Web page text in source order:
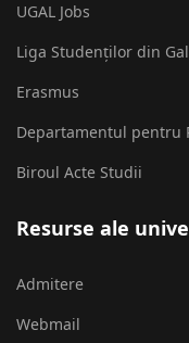
UGAL Jobs
Liga Studenților din
Erasmus
Departamentul pentru
Biroul Acte Studii
Resurse ale
Admitere
Webmail